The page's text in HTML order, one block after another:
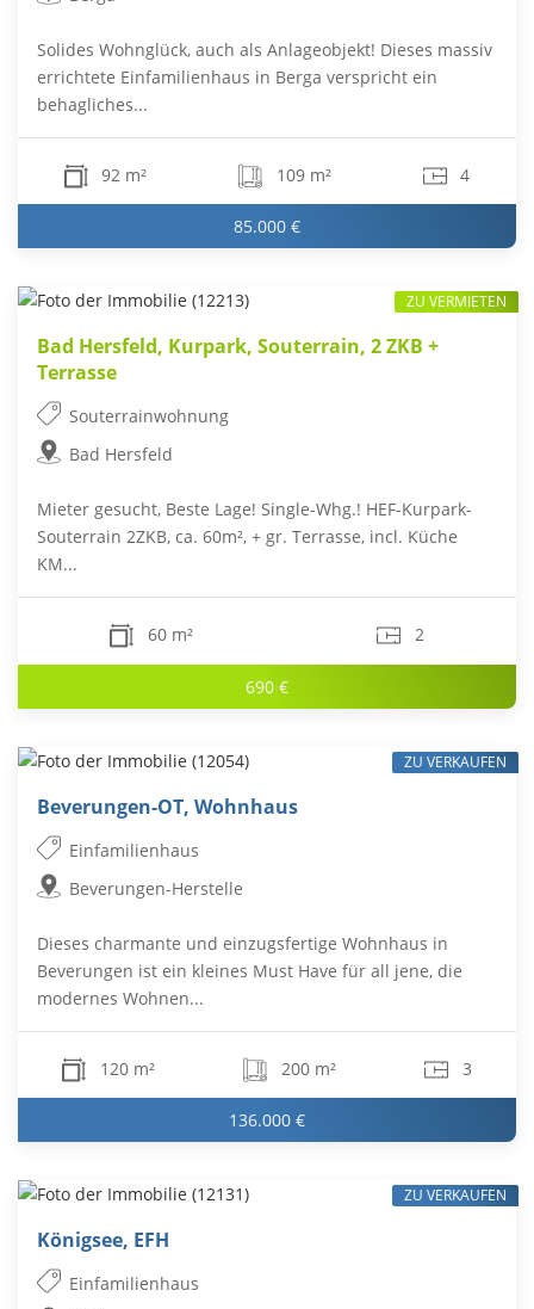
Solides Wohnglück, auch als Anlageobjekt! Dieses massiv
errichtete Einfamilienhaus in Berga verspricht ein
behagliches...
92 m² 109 m² 4
85.000 €
Bad Hersfeld, Kurpark, Souterrain, 2 ZKB +
Terrasse
Souterrainwohnung
Bad Hersfeld
Mieter gesucht, Beste Lage! Single-Whg.! HEF-Kurpark-
Souterrain 2ZKB, ca. 60m², + gr. Terrasse, incl. Küche
KM...
60 m² 2
690 €
ZU VERMIETEN
Beverungen-OT, Wohnhaus
Einfamilienhaus
Beverungen-Herstelle
Dieses charmante und einzugsfertige Wohnhaus in
Beverungen ist ein kleines Must Have für all jene, die
modernes Wohnen...
120 m² 200 m² 3
136.000 €
ZU VERKAUFEN
Königsee, EFH
Einfamilienhaus
ZU VERKAUFEN